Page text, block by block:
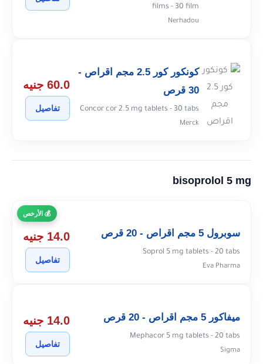
films - 30 film
Nerhadou
كونكور كور 2.5 مجم اقراص -
30 قرص
Concor cor 2.5 mg tablets - 30 tabs
Merck
60.0 جنيه
تفاصيل
bisoprolol 5 mg
الأرخص
سوبرول 5 مجم اقراص - 20 قرص
Soprol 5 mg tablets - 20 tabs
Eva Pharma
14.0 جنيه
تفاصيل
ميفاكور 5 مجم اقراص - 20 قرص
Mephacor 5 mg tablets - 20 tabs
Sigma
14.0 جنيه
تفاصيل